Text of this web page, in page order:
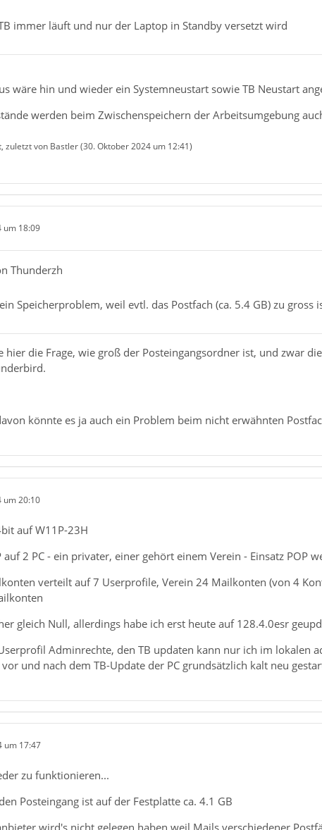
immer läuft und nur der Laptop in Standby versetzt wird
wäre hin und wieder ein Systemneustart sowie TB Neustart
werden beim Zwischenspeichern der Arbeitsumgebung
zuletzt von Bastler (30. Oktober 2024 um 12:41)
um 18:09
Thunderzh
Speicherproblem, weil evtl. das Postfach (ca. 5.4 GB) zu gross
hier die Frage, wie groß der Posteingangsordner ist, und zwar
könnte es ja auch ein Problem beim nicht erwähnten
um 20:10
auf W11P-23H
auf 2 PC - ein privater, einer gehört einem Verein - Einsatz POP
verteilt auf 7 Userprofile, Verein 24 Mailkonten (von 4
gleich Null, allerdings habe ich erst heute auf 128.4.0esr
Adminrechte, den TB updaten kann nur ich im lokalen
und nach dem TB-Update der PC grundsätzlich kalt neu
um 17:47
zu funktionieren...
Posteingang ist auf der Festplatte ca. 4.1 GB
wird's nicht gelegen haben weil Mails verschiedener